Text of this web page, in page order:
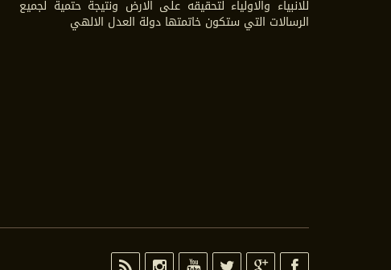
للانبياء والاولياء لتحقيقه على الارض ونتيجة حتمية لجميع
الرسالات التي ستكون خاتمتها دولة العدل الالهي